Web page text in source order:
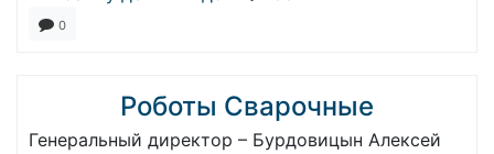
0
Роботы Сварочные
Генеральный директор – Бурдовицын Алексей